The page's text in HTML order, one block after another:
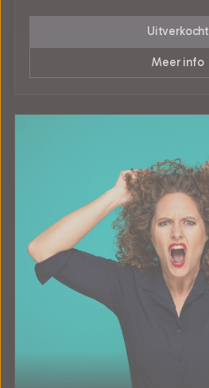
Uitverkocht
Meer info